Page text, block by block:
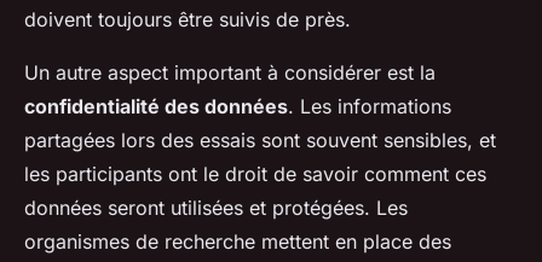
doivent toujours être suivis de près.
Un autre aspect important à considérer est la
confidentialité des données. Les informations
partagées lors des essais sont souvent sensibles, et
les participants ont le droit de savoir comment ces
données seront utilisées et protégées. Les
organismes de recherche mettent en place des